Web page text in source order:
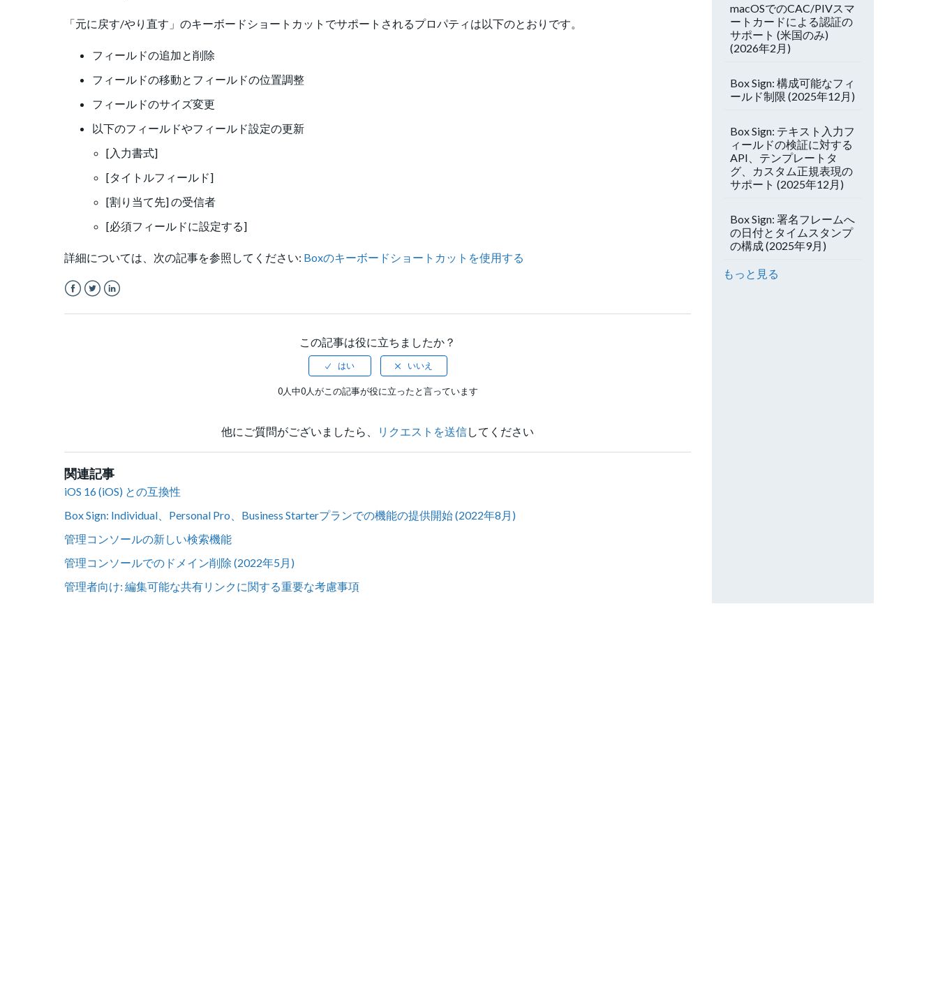
「元に戻す/やり直す」のキーボードショートカットでサポートされるプロパティは以下のとおりです。
フィールドの追加と削除
フィールドの移動とフィールドの位置調整
フィールドのサイズ変更
以下のフィールドやフィールド設定の更新
[入力書式]
[タイトルフィールド]
[割り当て先] の受信者
[必須フィールドに設定する]
詳細については、次の記事を参照してください: Boxのキーボードショートカットを使用する
この記事は役に立ちましたか？
0人中0人がこの記事が役に立ったと言っています
他にご質問がございましたら、 リクエストを送信してください
関連記事
iOS 16 (iOS) との互換性
Box Sign: Individual、Personal Pro、Business Starterプランでの機能の提供開始 (2022年8月)
管理コンソールの新しい検索機能
管理コンソールでのドメイン削除 (2022年5月)
管理者向け: 編集可能な共有リンクに関する重要な考慮事項
macOSでのCAC/PIVスマ
ートカードによる認証の
サポート (米国のみ)
(2026年2月)
Box Sign: 構成可能なフィ
ールド制限 (2025年12月)
Box Sign: テキスト入力フ
ィールドの検証に対する
API、テンプレートタ
グ、カスタム正規表現の
サポート (2025年12月)
Box Sign: 署名フレームへ
の日付とタイムスタンプ
の構成 (2025年9月)
もっと見る